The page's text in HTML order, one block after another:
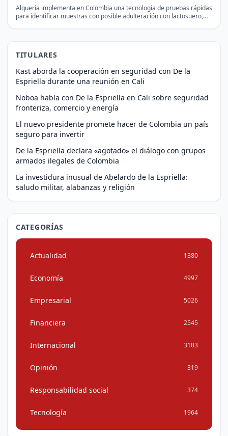
Alquería implementa en Colombia una tecnología de pruebas rápidas
para identificar muestras con posible adulteración con lactosuero,
TITULARES
Kast aborda la cooperación en seguridad con De la
Espriella durante una reunión en Cali
Noboa habla con De la Espriella en Cali sobre seguridad
fronteriza, comercio y energía
El nuevo presidente promete hacer de Colombia un país
seguro para invertir
De la Espriella declara «agotado» el diálogo con grupos
armados ilegales de Colombia
La investidura inusual de Abelardo de la Espriella:
saludo militar, alabanzas y religión
CATEGORÍAS
Actualidad 1380
Economía 4997
Empresarial 5026
Financiera 2545
Internacional 3103
Opinión 319
Responsabilidad social 374
Tecnología 1964